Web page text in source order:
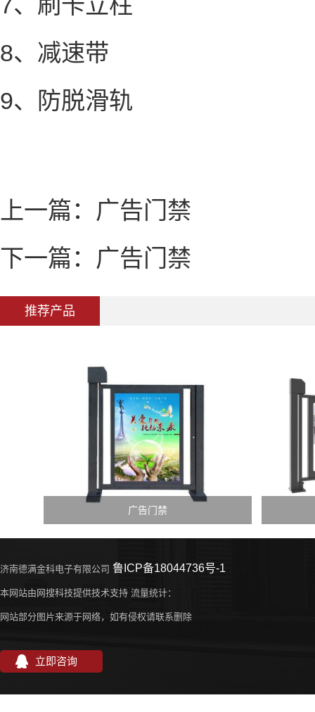
8、减速带
9、防脱滑轨
上一篇： 广告门禁
下一篇： 广告门禁
推荐产品
广告门禁
济南德满金科电子有限公司 鲁ICP备18044736号-1
本网站由网搜科技提供技术支持 流量统计：
网站部分图片来源于网络，如有侵权请联系删除
立即咨询